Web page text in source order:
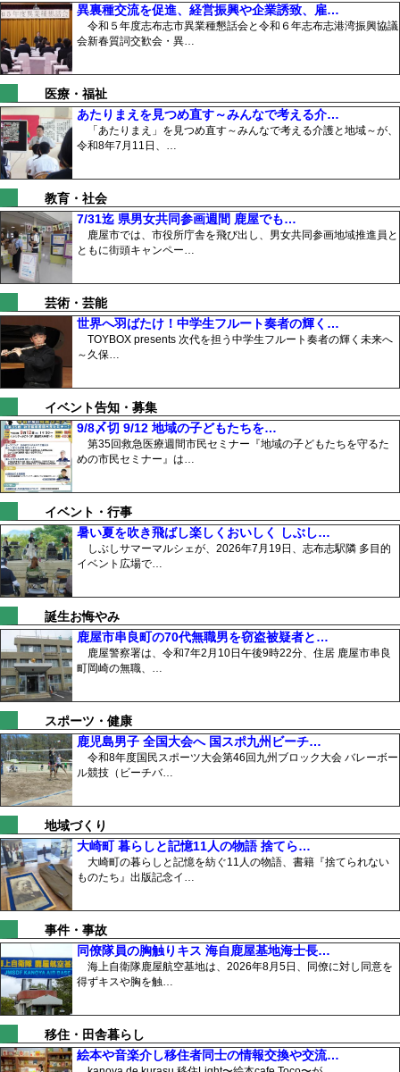
異裏種交流を促進、経営振興や企業誘致、雇…
令和５年度志布志市異業種懇話会と令和６年志布志港湾振興協議
会新春質詞交歓会・異…
医療・福祉
あたりまえを見つめ直す～みんなで考える介…
「あたりまえ」を見つめ直す～みんなで考える介護と地域～が、
令和8年7月11日、…
教育・社会
7/31迄 県男女共同参画週間 鹿屋でも…
鹿屋市では、市役所庁舎を飛び出し、男女共同参画地域推進員と
ともに街頭キャンペー…
芸術・芸能
世界へ羽ばたけ！中学生フルート奏者の輝く…
TOYBOX presents 次代を担う中学生フルート奏者の輝く未来へ
～久保…
イベント告知・募集
9/8〆切 9/12 地域の子どもたちを…
第35回救急医療週間市民セミナー『地域の子どもたちを守るた
めの市民セミナー』は…
イベント・行事
暑い夏を吹き飛ばし楽しくおいしく しぶし…
しぶしサマーマルシェが、2026年7月19日、志布志駅隣 多目的
イベント広場で…
誕生お悔やみ
鹿屋市串良町の70代無職男を窃盗被疑者と…
鹿屋警察署は、令和7年2月10日午後9時22分、住居 鹿屋市串良
町岡崎の無職、…
スポーツ・健康
鹿児島男子 全国大会へ 国スポ九州ビーチ…
令和8年度国民スポーツ大会第46回九州ブロック大会 バレーボー
ル競技（ビーチバ…
地域づくり
大崎町 暮らしと記憶11人の物語 捨てら…
大崎町の暮らしと記憶を紡ぐ11人の物語、書籍『捨てられない
ものたち』出版記念イ…
事件・事故
同僚隊員の胸触りキス 海自鹿屋基地海士長…
海上自衛隊鹿屋航空基地は、2026年8月5日、同僚に対し同意を
得ずキスや胸を触…
移住・田舎暮らし
絵本や音楽介し移住者同士の情報交換や交流…